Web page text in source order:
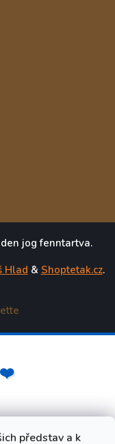
představ a k
jog fenntartva.
Hlad & Shoptetak.cz.
❤️